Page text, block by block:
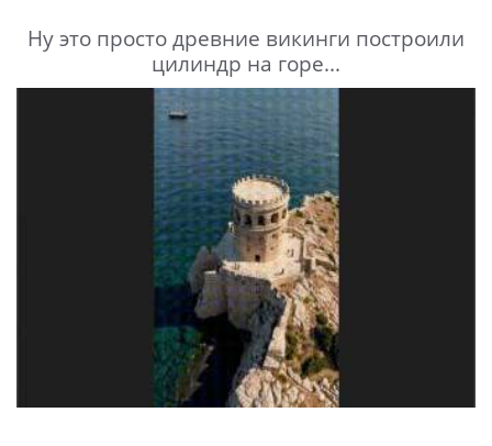
Ну это просто древние викинги построили
цилиндр на горе...